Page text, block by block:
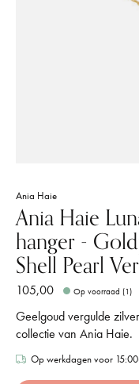
Ania Haie
Ania Haie
hanger -
Shell Pearl
105,00 Op voorraad (1)
Geelgoud vergulde
collectie van Ania Haie.
Op werkdagen voor